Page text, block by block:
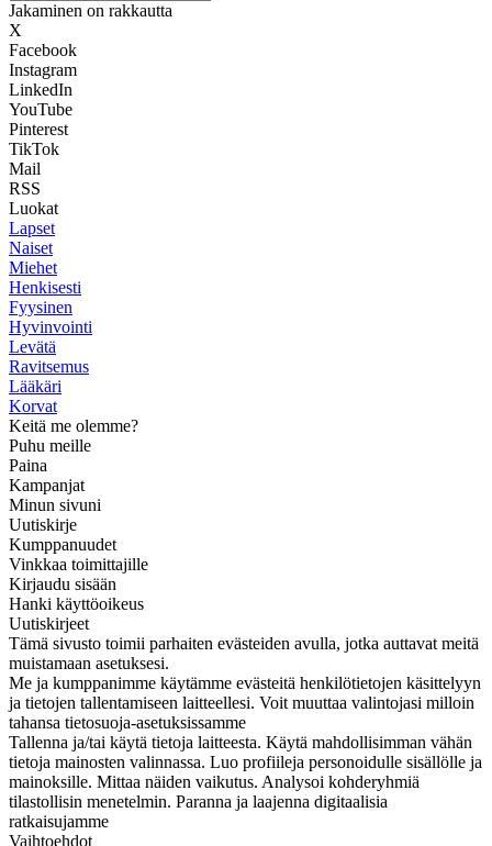
Jakaminen on rakkautta
X
Facebook
Instagram
LinkedIn
YouTube
Pinterest
TikTok
Mail
RSS
Luokat
Lapset
Naiset
Miehet
Henkisesti
Fyysinen
Hyvinvointi
Levätä
Ravitsemus
Lääkäri
Korvat
Keitä me olemme?
Puhu meille
Paina
Kampanjat
Minun sivuni
Uutiskirje
Kumppanuudet
Vinkkaa toimittajille
Kirjaudu sisään
Hanki käyttöoikeus
Uutiskirjeet
Tämä sivusto toimii parhaiten evästeiden avulla, jotka auttavat meitä
muistamaan asetuksesi.
Me ja kumppanimme käytämme evästeitä henkilötietojen käsittelyyn
ja tietojen tallentamiseen laitteellesi. Voit muuttaa valintojasi milloin
tahansa tietosuoja-asetuksissamme
Tallenna ja/tai käytä tietoja laitteesta. Käytä mahdollisimman vähän
tietoja mainosten valinnassa. Luo profiileja personoidulle sisällölle ja
mainoksille. Mittaa näiden vaikutus. Analysoi kohderyhmiä
tilastollisin menetelmin. Paranna ja laajenna digitaalisia
ratkaisujamme
Vaihtoehdot